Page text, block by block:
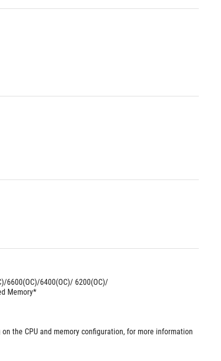
6600(OC)/6400(OC)/ 6200(OC)/
Memory*
the CPU and memory configuration, for more information